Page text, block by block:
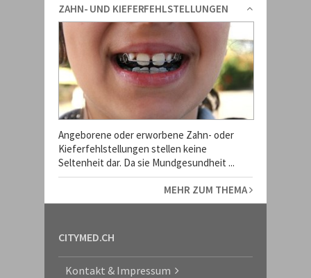
ZAHN- UND KIEFERFEHLSTELLUNGEN
Angeborene oder erworbene Zahn- oder
Kieferfehlstellungen stellen keine
Seltenheit dar. Da sie Mundgesundheit ...
MEHR ZUM THEMA
CITYMED.CH
Kontakt & Impressum